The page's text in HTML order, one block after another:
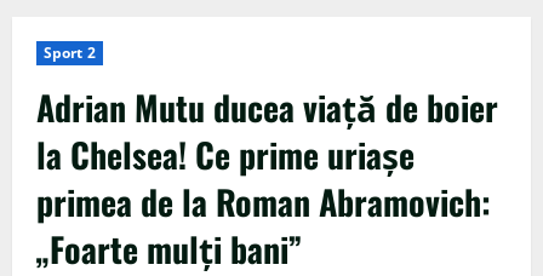
Sport 2
Adrian Mutu ducea viață de boier
la Chelsea! Ce prime uriașe
primea de la Roman Abramovich:
„Foarte mulți bani”